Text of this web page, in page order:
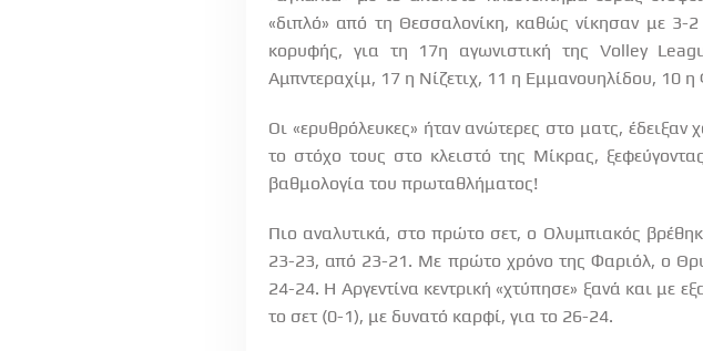
«διπλό» από τη Θεσσαλονίκη, καθώς νίκησαν με
κορυφής, για τη 17η αγωνιστική της Volley
Αμπντεραχίμ, 17 η Νίζετιχ, 11 η Εμμανουηλίδου, 10 η
Οι «ερυθρόλευκες» ήταν ανώτερες στο ματς,
το στόχο τους στο κλειστό της Μίκρας,
βαθμολογία του πρωταθλήματος!
Πιο αναλυτικά, στο πρώτο σετ, ο Ολυμπιακός
23-23, από 23-21. Με πρώτο χρόνο της Φαριόλ, ο
24-24. Η Αργεντίνα κεντρική «χτύπησε» ξανά και με
το σετ (0-1), με δυνατό καρφί, για το 26-24.